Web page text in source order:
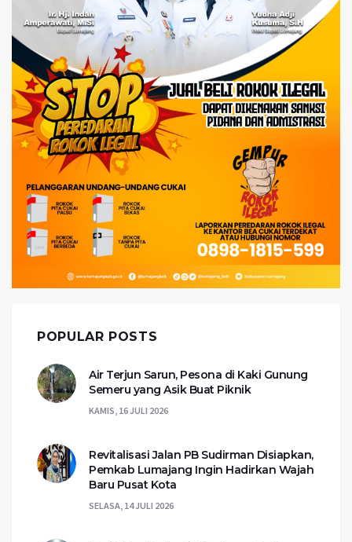
POPULAR POSTS
Air Terjun Sarun, Pesona di Kaki Gunung
Semeru yang Asik Buat Piknik
KAMIS, 16 JULI 2026
Revitalisasi Jalan PB Sudirman Disiapkan,
Pemkab Lumajang Ingin Hadirkan Wajah
Baru Pusat Kota
SELASA, 14 JULI 2026